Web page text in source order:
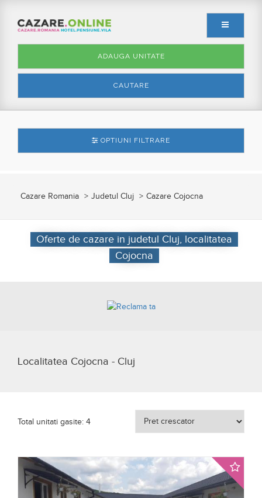
CAUTARE
ADAUGA UNITATE
OPTIUNI FILTRARE
Cazare Romania Judetul Cluj Cazare Cojocna
Oferte de cazare in judetul Cluj, localitatea
Cojocna
Localitatea Cojocna - Cluj
Total unitati gasite: 4